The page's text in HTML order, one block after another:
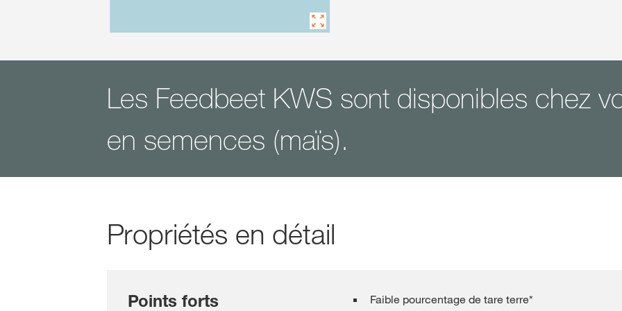
Les Feedbeet KWS sont disponibles chez
en semences (maïs).
Propriétés en détail
Points forts
Faible pourcentage de tare terre*